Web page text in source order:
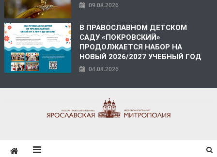
09.08.2026
В ПРАВОСЛАВНОМ ДЕТСКОМ
САДУ «ПОКРОВСКИЙ»
ПРОДОЛЖАЕТСЯ НАБОР НА
НОВЫЙ 2026/2027 УЧЕБНЫЙ ГОД
04.08.2026